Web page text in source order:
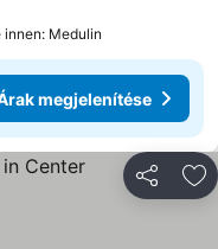
innen: Medulin
megjelenítése